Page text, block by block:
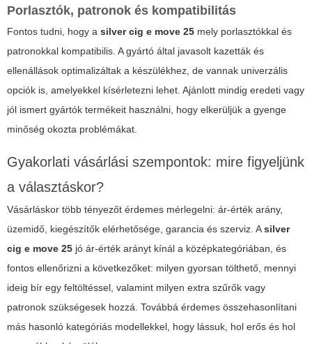
Porlasztók, patronok és kompatibilitás
Fontos tudni, hogy a silver cig e move 25 mely porlasztókkal és
patronokkal kompatibilis. A gyártó által javasolt kazetták és
ellenállások optimalizáltak a készülékhez, de vannak univerzális
opciók is, amelyekkel kísérletezni lehet. Ajánlott mindig eredeti vagy
jól ismert gyártók termékeit használni, hogy elkerüljük a gyenge
minőség okozta problémákat.
Gyakorlati vásárlási szempontok: mire figyeljünk
a választáskor?
Vásárláskor több tényezőt érdemes mérlegelni: ár-érték arány,
üzemidő, kiegészítők elérhetősége, garancia és szerviz. Asilver
cig e move 25 jó ár-érték arányt kínál a középkategóriában, és
fontos ellenőrizni a következőket: milyen gyorsan tölthető, mennyi
ideig bír egy feltöltéssel, valamint milyen extra szűrők vagy
patronok szükségesek hozzá. Továbbá érdemes összehasonlítani
más hasonló kategóriás modellekkel, hogy lássuk, hol erős és hol